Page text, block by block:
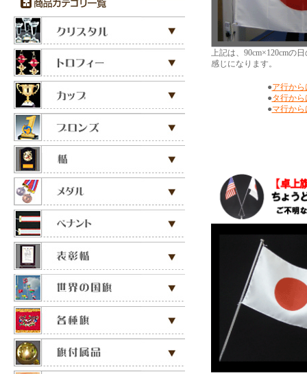
上記は、90cm×120cmの
感じになります。
●ア行から
●タ行か
●マ行から